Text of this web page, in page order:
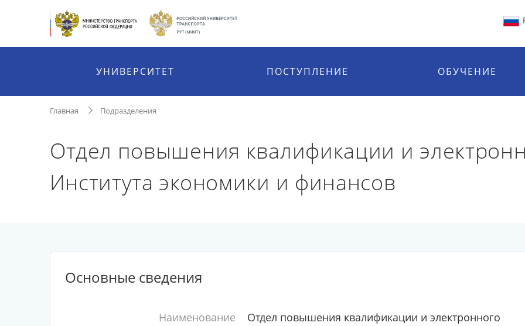
УНИВЕРСИТЕТ ПОСТУПЛЕНИЕ ОБУЧЕНИЕ
Главная Подразделения
Отдел повышения квалификации и
Института экономики и финансов
Основные сведения
Наименование
Отдел повышения квалификации и электронного